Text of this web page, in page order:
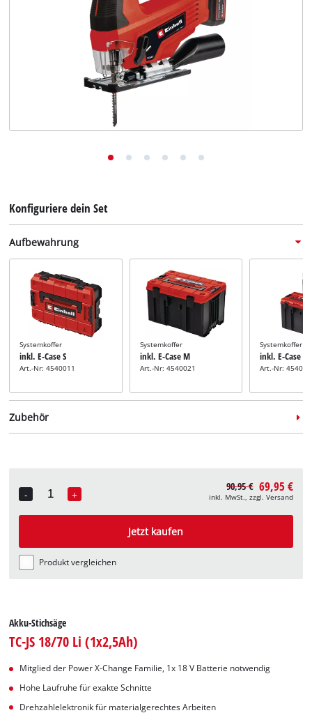
Konfiguriere dein Set
Aufbewahrung
Systemkoffer
inkl. E-Case S
Art.-Nr: 4540011
Systemkoffer
inkl. E-Case M
Art.-Nr: 4540021
Systemkoffer
inkl. E-Case L
Art.-Nr:
Zubehör
Stichsägeblatt-Set
inkl. 10-tlg. Stich-
Sägeblatt-Set
-
Quantity
+
90,95 € 69,95 €
inkl. MwSt., zzgl. Versand
Jetzt kaufen
Produkt vergleichen
Akku-Stichsäge
TC-JS 18/70 Li (1x2,5Ah)
Mitglied der Power X-Change Familie, 1x 18 V Batterie notwendig
Hohe Laufruhe für exakte Schnitte
Drehzahlelektronik für materialgerechtes Arbeiten